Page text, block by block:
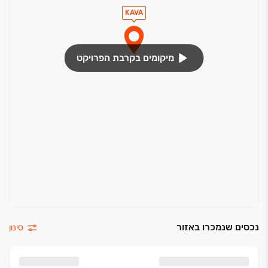
KAVA‏
מיקומים בקרבת הפרויקט
נכסים שנמכרו באזור סינון